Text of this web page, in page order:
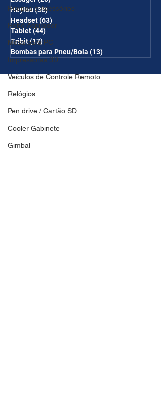
Roupas e Acessórios
Robô Aspirador
Mesa para PC
Impressoras 3D
Veículos de Controle Remoto
Relógios
Pen drive / Cartão SD
Cooler Gabinete
Gimbal
Haylou(38)38 posts
Headset(63)
Tablet(44)
Tribit(17)17 posts
Bombas para Pneu/Bola (13)